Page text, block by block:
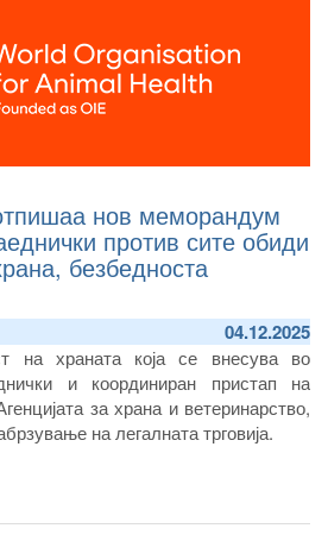
нов меморандум
против сите обиди
безбедноста
04.12.2025
на храната која се внесува во
и координиран пристап на
за храна и ветеринарство,
на легалната трговија.